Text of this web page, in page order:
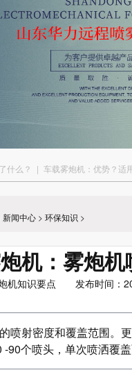
什么？ | 车载雾炮机：优势？适
新闻中心 > 环保知识 >
机：雾炮
机知识要点 发布时间
喷射密度和覆盖范围。
个喷头，单次喷洒覆盖